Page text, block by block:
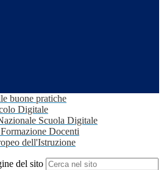
buone pratiche
Digitale
Scuola Digitale
Docenti
dell'Istruzione
del sito